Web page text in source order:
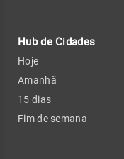
Hub de Cidades
Hoje
Amanhã
15 dias
Fim de semana